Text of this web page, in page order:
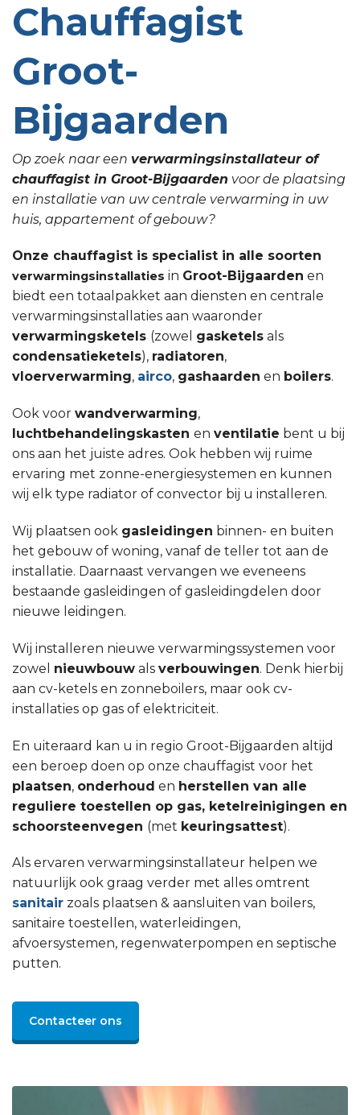
Chauffagist
Groot-
Bijgaarden
Op zoek naar een verwarmingsinstallateur of
chauffagist in Groot-Bijgaarden voor de plaatsing
en installatie van uw centrale verwarming in uw
huis, appartement of gebouw?
Onze chauffagist is specialist in alle soorten
verwarmingsinstallaties in Groot-Bijgaarden en
biedt een totaalpakket aan diensten en centrale
verwarmingsinstallaties aan waaronder
verwarmingsketels (zowel gasketels als
condensatieketels), radiatoren,
vloerverwarming, airco, gashaarden en boilers.
Ook voor wandverwarming,
luchtbehandelingskasten en ventilatie bent u bij
ons aan het juiste adres. Ook hebben wij ruime
ervaring met zonne-energiesystemen en kunnen
wij elk type radiator of convector bij u installeren.
Wij plaatsen ook gasleidingen binnen- en buiten
het gebouw of woning, vanaf de teller tot aan de
installatie. Daarnaast vervangen we eveneens
bestaande gasleidingen of gasleidingdelen door
nieuwe leidingen.
Wij installeren nieuwe verwarmingssystemen voor
zowel nieuwbouw als verbouwingen. Denk hierbij
aan cv-ketels en zonneboilers, maar ook cv-
installaties op gas of elektriciteit.
En uiteraard kan u in regio Groot-Bijgaarden altijd
een beroep doen op onze chauffagist voor het
plaatsen, onderhoud en herstellen van alle
reguliere toestellen op gas, ketelreinigingen en
schoorsteenvegen (met keuringsattest).
Als ervaren verwarmingsinstallateur helpen we
natuurlijk ook graag verder met alles omtrent
sanitair zoals plaatsen & aansluiten van boilers,
sanitaire toestellen, waterleidingen,
afvoersystemen, regenwaterpompen en septische
putten.
Contacteer ons